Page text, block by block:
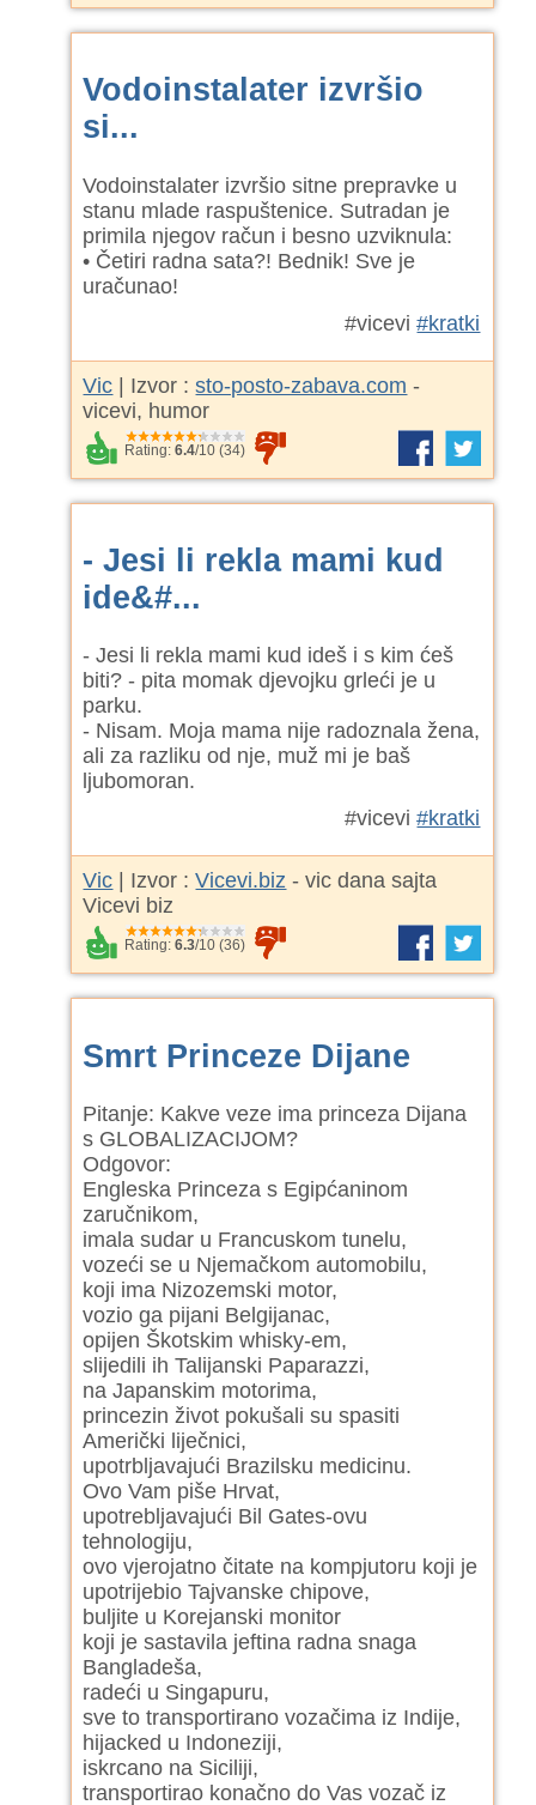
Vodoinstalater izvršio
si...
Vodoinstalater izvršio sitne prepravke u
stanu mlade raspuštenice. Sutradan je
primila njegov račun i besno uzviknula:
• Četiri radna sata?! Bednik! Sve je
uračunao!
#vicevi#kratki
Vic | Izvor :sto-posto-zabava.com -
vicevi, humor
Rating:6.4/10 (34)
- Jesi li rekla mami kud
ide&#...
- Jesi li rekla mami kud ideš i s kim ćeš
biti? - pita momak djevojku grleći je u
parku.
- Nisam. Moja mama nije radoznala žena,
ali za razliku od nje, muž mi je baš
ljubomoran.
#vicevi#kratki
Vic | Izvor :Vicevi.biz - vic dana sajta
Vicevi biz
Rating:6.3/10 (36)
Smrt Princeze Dijane
Pitanje: Kakve veze ima princeza Dijana
s GLOBALIZACIJOM?
Odgovor:
Engleska Princeza s Egipćaninom
zaručnikom,
imala sudar u Francuskom tunelu,
vozeći se u Njemačkom automobilu,
koji ima Nizozemski motor,
vozio ga pijani Belgijanac,
opijen Škotskim whisky-em,
slijedili ih Talijanski Paparazzi,
na Japanskim motorima,
princezin život pokušali su spasiti
Američki liječnici,
upotrbljavajući Brazilsku medicinu.
Ovo Vam piše Hrvat,
upotrebljavajući Bil Gates-ovu
tehnologiju,
ovo vjerojatno čitate na kompjutoru koji je
upotrijebio Tajvanske chipove,
buljite u Korejanski monitor
koji je sastavila jeftina radna snaga
Bangladeša,
radeći u Singapuru,
sve to transportirano vozačima iz Indije,
hijacked u Indoneziji,
iskrcano na Siciliji,
transportirao konačno do Vas vozač iz